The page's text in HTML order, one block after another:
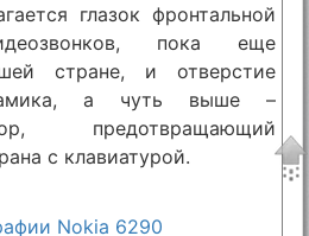
глазок фронтальной
пока еще
стране, и отверстие
а чуть выше –
предотвращающий
с клавиатурой.